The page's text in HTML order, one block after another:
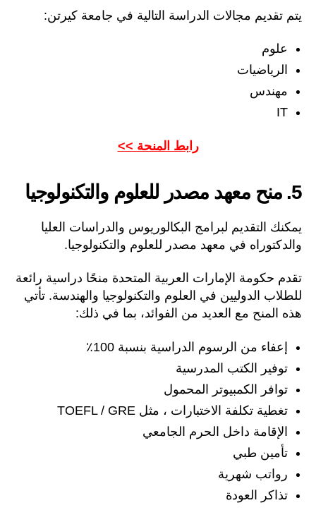
يتم تقديم مجالات الدراسة التالية في جامعة كيرتن:
علوم
الرياضيات
مهندس
IT
رابط المنحة >>
5. منح معهد مصدر للعلوم والتكنولوجيا
يمكنك التقديم لبرامج البكالوريوس والدراسات العليا
والدكتوراه في معهد مصدر للعلوم والتكنولوجيا.
تقدم حكومة الإمارات العربية المتحدة منحًا دراسية رائعة
للطلاب الدوليين في العلوم والتكنولوجيا والهندسة. تأتي
هذه المنح مع العديد من الفوائد، بما في ذلك:
إعفاء من الرسوم الدراسية بنسبة 100٪
توفير الكتب المدرسية
توافر الكمبيوتر المحمول
تغطية تكلفة الاختبارات ، مثل TOEFL / GRE
الإقامة داخل الحرم الجامعي
تأمين طبي
رواتب شهرية
تذاكر العودة